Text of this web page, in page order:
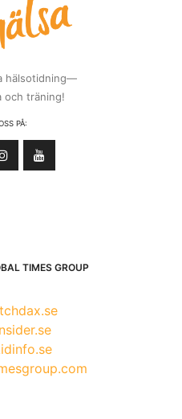
hälsotidning—
och träning!
PÅ:
TIMES GROUP